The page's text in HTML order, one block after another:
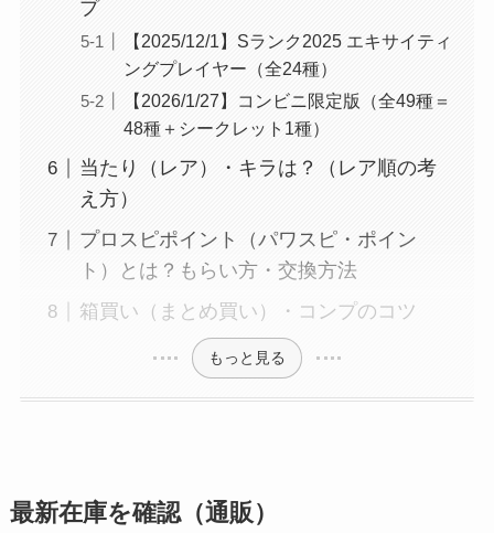
プ
【2025/12/1】Sランク2025 エキサイティ
ングプレイヤー（全24種）
【2026/1/27】コンビニ限定版（全49種＝
48種＋シークレット1種）
当たり（レア）・キラは？（レア順の考
え方）
プロスピポイント（パワスピ・ポイン
ト）とは？もらい方・交換方法
箱買い（まとめ買い）・コンプのコツ
もっと見る
最新在庫を確認（通販）